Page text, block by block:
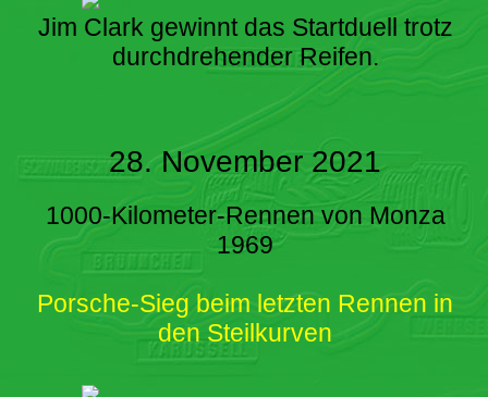
Jim Clark gewinnt das Startduell trotz
durchdrehender Reifen.
28. November 2021
1000-Kilometer-Rennen von Monza
1969
Porsche-Sieg beim letzten Rennen in
den Steilkurven